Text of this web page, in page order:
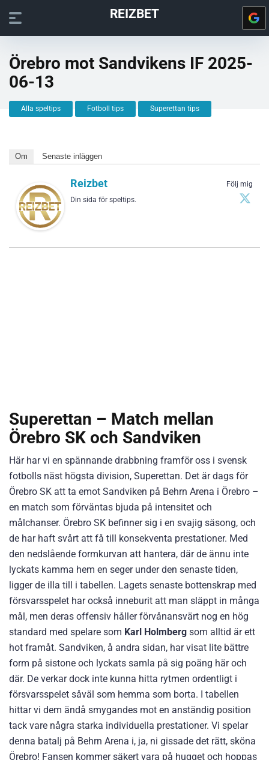
REIZBET
Örebro mot Sandvikens IF 2025-
06-13
Alla speltips Fotboll tips Superettan tips
Om Senaste inläggen
Följ mig
Reizbet
Din sida för speltips.
Superettan – Match mellan
Örebro SK och Sandviken
Här har vi en spännande drabbning framför oss i svensk
fotbolls näst högsta division, Superettan. Det är dags för
Örebro SK att ta emot Sandviken på Behrn Arena i Örebro –
en match som förväntas bjuda på intensitet och
målchanser. Örebro SK befinner sig i en svajig säsong, och
de har haft svårt att få till konsekventa prestationer. Med
den nedslående formkurvan att hantera, där de ännu inte
lyckats kamma hem en seger under den senaste tiden,
ligger de illa till i tabellen. Lagets senaste bottenskrap med
försvarsspelet har också inneburit att man släppt in många
mål, men deras offensiv håller förvånansvärt nog en hög
standard med spelare som Karl Holmberg som alltid är ett
hot framåt. Sandviken, å andra sidan, har visat lite bättre
form på sistone och lyckats samla på sig poäng här och
där. De verkar dock inte kunna hitta rytmen ordentligt i
försvarsspelet såväl som hemma som borta. I tabellen
hittar vi dem ändå smygandes mot en anständig position
tack vare några starka individuella prestationer. Vi spelar
denna batalj på Behrn Arena i, ja, ni gissade det rätt, sköna
Örebro! Fansen kommer säkert vara på hugget och hoppas